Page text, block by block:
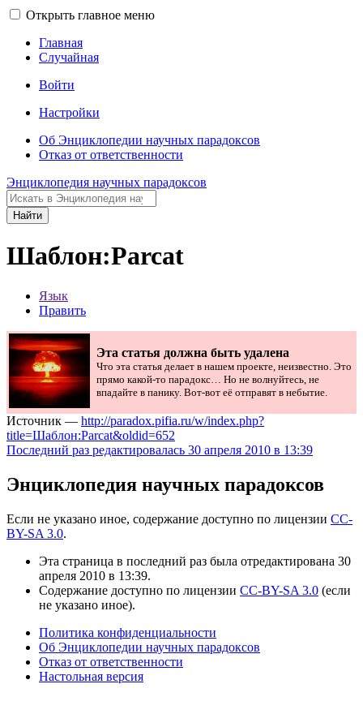
Открыть главное меню
Главная
Случайная
Войти
Настройки
Об Энциклопедии научных парадоксов
Отказ от ответственности
Энциклопедия научных парадоксов
Найти
Шаблон:Parcat
Язык
Править
Эта статья должна быть удалена
Что эта статья делает в нашем проекте, неизвестно. Это
прямо какой-то парадокс… Но не волнуйтесь, не
впадайте в панику. Вот-вот её отправят в небытие.
Источник — http://paradox.pifia.ru/w/index.php?
title=Шаблон:Parcat&oldid=652
Последний раз редактировалась 30 апреля 2010 в 13:39
Энциклопедия научных парадоксов
Если не указано иное, содержание доступно по лицензии CC-
BY-SA 3.0.
Эта страница в последний раз была отредактирована 30
апреля 2010 в 13:39.
Содержание доступно по лицензии CC-BY-SA 3.0 (если
не указано иное).
Политика конфиденциальности
Об Энциклопедии научных парадоксов
Отказ от ответственности
Настольная версия